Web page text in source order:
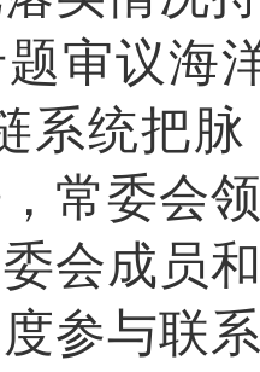
审议海
系统把
常委会
会成员
参与联